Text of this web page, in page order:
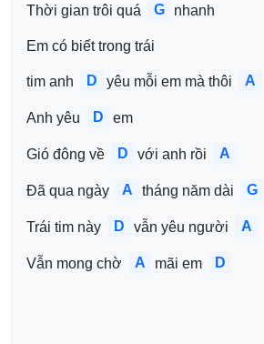
Thời gian trôi quá G nhanh
Em có biết trong trái
tim anh D yêu mỗi em mà thôi A
Anh yêu D em
Gió đông về D với anh rồi A
Đã qua ngày A tháng năm dài G
Trái tim này D vẫn yêu người A
Vẫn mong chờ A mãi em D